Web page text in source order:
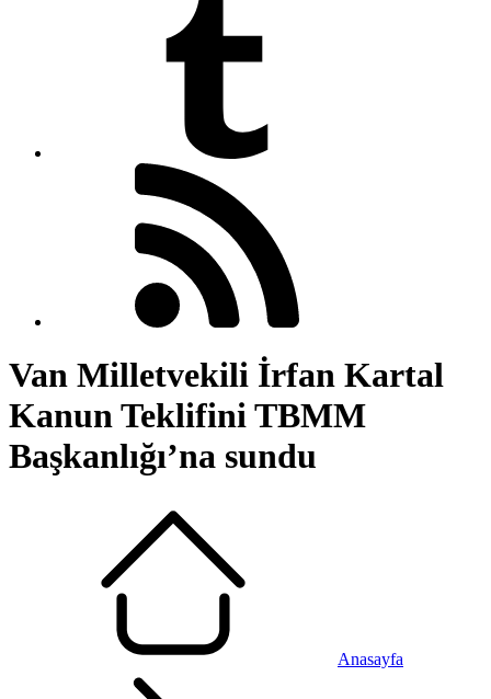
Van Milletvekili İrfan Kartal
Kanun Teklifini TBMM
Başkanlığı’na sundu
Anasayfa